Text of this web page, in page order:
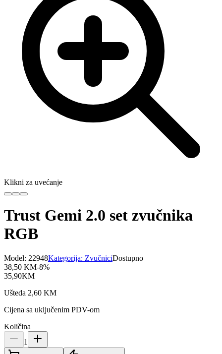
Klikni za uvećanje
Trust Gemi 2.0 set zvučnika
RGB
Model: 22948Kategorija: ZvučniciDostupno
38,50 KM-8%
35,90KM
Ušteda 2,60 KM
Cijena sa uključenim PDV-om
Količina
1